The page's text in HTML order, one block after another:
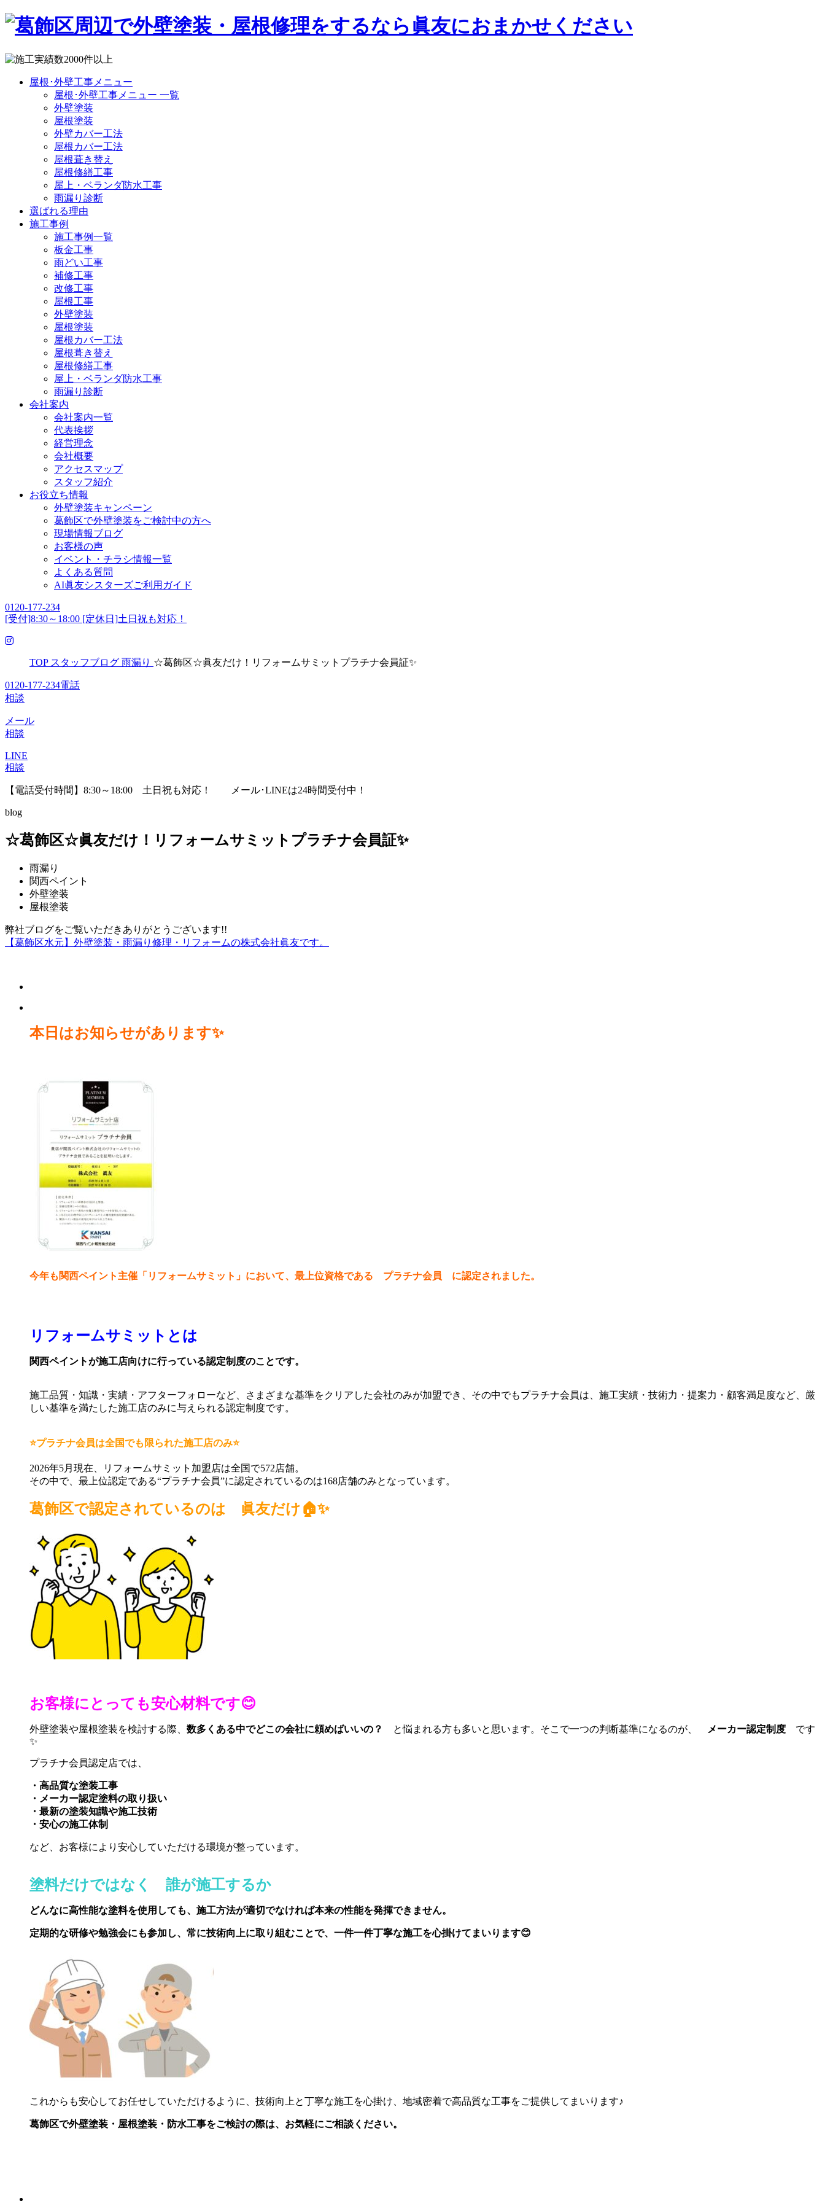
屋根･外壁工事メニュー
屋根･外壁工事メニュー 一覧
外壁塗装
屋根塗装
外壁カバー工法
屋根カバー工法
屋根葺き替え
屋根修繕工事
屋上・ベランダ防水工事
雨漏り診断
選ばれる理由
施工事例
施工事例一覧
板金工事
雨どい工事
補修工事
改修工事
屋根工事
外壁塗装
屋根塗装
屋根カバー工法
屋根葺き替え
屋根修繕工事
屋上・ベランダ防水工事
雨漏り診断
会社案内
会社案内一覧
代表挨拶
経営理念
会社概要
アクセスマップ
スタッフ紹介
お役立ち情報
外壁塗装キャンペーン
葛飾区で外壁塗装をご検討中の方へ
現場情報ブログ
お客様の声
イベント・チラシ情報一覧
よくある質問
AI眞友シスターズご利用ガイド
0120-177-234
[受付]8:30～18:00 [定休日]土日祝も対応！
TOP スタッフブログ 雨漏り ☆葛飾区☆眞友だけ！リフォームサミットプラチナ会員証✨
0120-177-234電話
相談
メール
相談
LINE
相談
【電話受付時間】8:30～18:00 土日祝も対応！ メール･LINEは24時間受付中！
blog
☆葛飾区☆眞友だけ！リフォームサミットプラチナ会員証✨
雨漏り
関西ペイント
外壁塗装
屋根塗装
弊社ブログをご覧いただきありがとうございます!!
【葛飾区水元】外壁塗装・雨漏り修理・リフォームの株式会社眞友です。
本日はお知らせがあります✨
今年も関西ペイント主催「リフォームサミット」において、最上位資格である プラチナ会員 に認定されました。
リフォームサミットとは
関西ペイントが施工店向けに行っている認定制度のことです。
施工品質・知識・実績・アフターフォローなど、さまざまな基準をクリアした会社のみが加盟でき、その中でもプラチナ会員は、施工実績・技術力・提案力・顧客満足度など、厳
しい基準を満たした施工店のみに与えられる認定制度です。
⭐プラチナ会員は全国でも限られた施工店のみ⭐
2026年5月現在、リフォームサミット加盟店は全国で572店舗。
その中で、最上位認定である“プラチナ会員”に認定されているのは168店舗のみとなっています。
葛飾区で認定されているのは 眞友だけ🏠✨
お客様にとっても安心材料です😊
外壁塗装や屋根塗装を検討する際、 数多くある中でどこの会社に頼めばいいの？ と悩まれる方も多いと思います。そこで一つの判断基準になるのが、 メーカー認定制度 です
✨
プラチナ会員認定店では、
・高品質な塗装工事
・メーカー認定塗料の取り扱い
・最新の塗装知識や施工技術
・安心の施工体制
など、お客様により安心していただける環境が整っています。
塗料だけではなく 誰が施工するか
どんなに高性能な塗料を使用しても、施工方法が適切でなければ本来の性能を発揮できません。
定期的な研修や勉強会にも参加し、常に技術向上に取り組むことで、一件一件丁寧な施工を心掛けてまいります😊
これからも安心してお任せしていただけるように、技術向上と丁寧な施工を心掛け、地域密着で高品質な工事をご提供してまいります♪
葛飾区で外壁塗装・屋根塗装・防水工事をご検討の際は、お気軽にご相談ください。